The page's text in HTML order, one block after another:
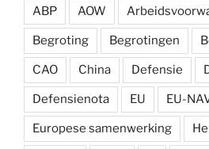
ABP AOW
Begroting Begrotingen
CAO China Defensie
Defensienota EU EU-
Europese samenwerking